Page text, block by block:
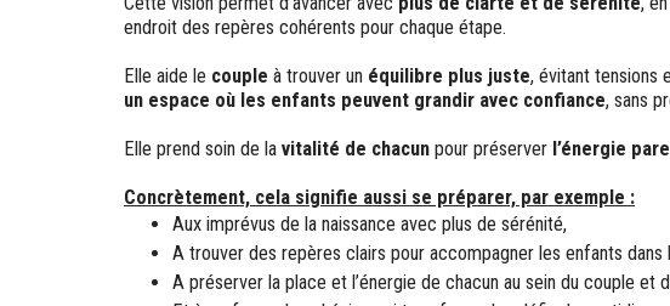
endroit des repères cohérents pour chaque étape.
Elle aide le couple à trouver un équilibre plus juste, évitant tensions
un espace où les enfants peuvent grandir avec confiance, sans
Elle prend soin de la vitalité de chacun pour préserver l’énergie
Concrètement, cela signifie aussi se préparer, par exemple :
Aux imprévus de la naissance avec plus de sérénité,
A trouver des repères clairs pour accompagner les enfants dans
A préserver la place et l’énergie de chacun au sein du couple et